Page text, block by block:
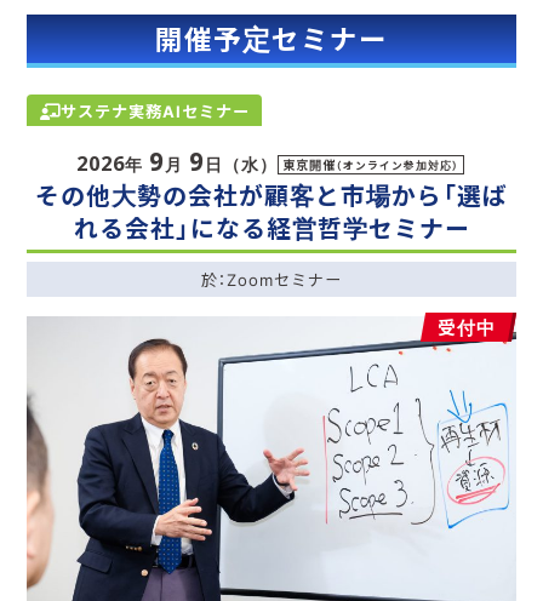
開催予定セミナー
サステナ実務AIセミナー
2026年 9 月 9 日（水） 東京開催（オンライン参加対応）
その他大勢の会社が顧客と市場から「選ば
れる会社」になる経営哲学セミナー
於：Zoomセミナー
受付中